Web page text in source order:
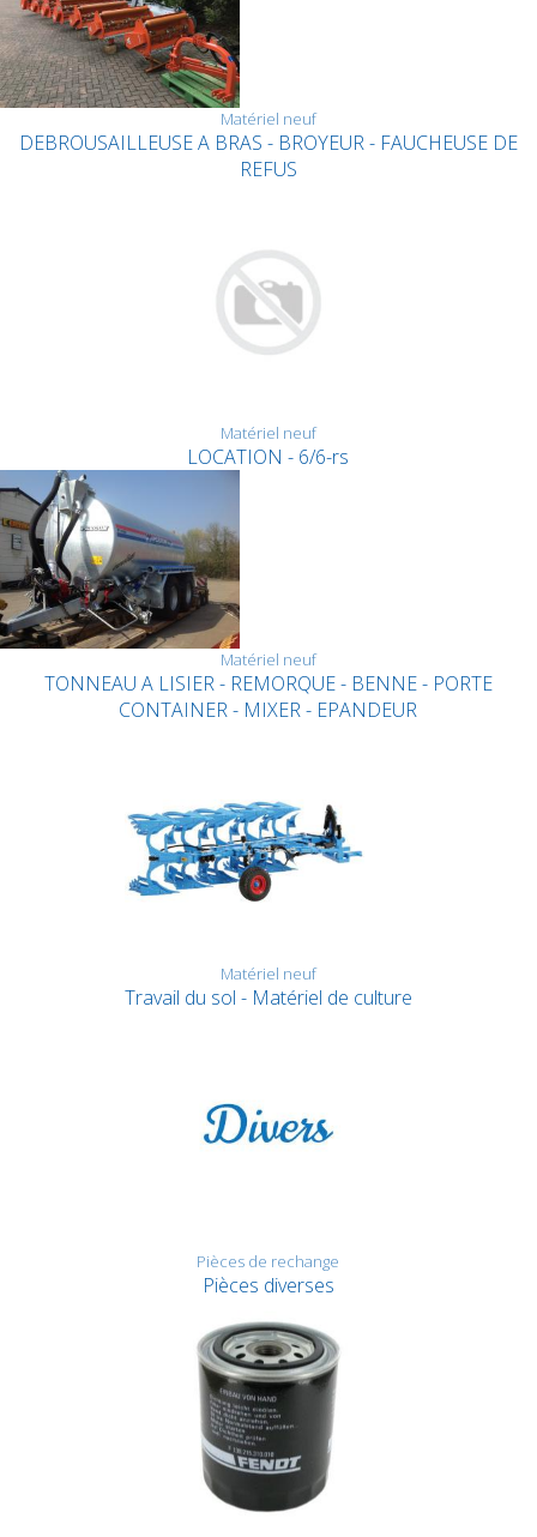
Matériel neuf
DEBROUSAILLEUSE A BRAS - BROYEUR - FAUCHEUSE DE
REFUS
Matériel neuf
LOCATION - 6/6-rs
Matériel neuf
TONNEAU A LISIER - REMORQUE - BENNE - PORTE
CONTAINER - MIXER - EPANDEUR
Matériel neuf
Travail du sol - Matériel de culture
Pièces de rechange
Pièces diverses